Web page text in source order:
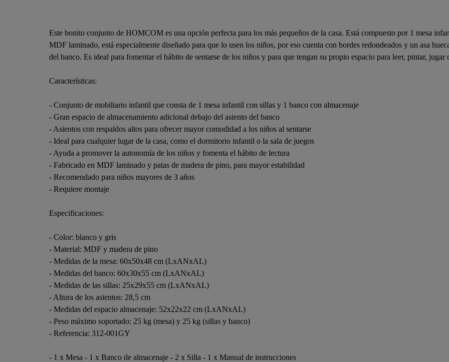
Este bonito conjunto de HOMCOM es una opción perfecta para los más pequeños de la casa. Está compuesto por 1 mesa
MDF laminado, está especialmente diseñado para que lo usen los niños, por eso cuenta con bordes redondeados y un asa
del banco. Es ideal para fomentar el hábito de sentarse de los niños y para que tengan su propio espacio para leer, pintar, jugar
Características:
- Conjunto de mobiliario infantil que consta de 1 mesa infantil con sillas y 1 banco con almacenaje
- Gran espacio de almacenamiento adicional debajo del asiento del banco
- Asientos con respaldos altos para ofrecer mayor comodidad a los niños al sentarse
- Ideal para cualquier lugar de la casa, como el dormitorio infantil o la sala de juegos
- Ayuda a promover la autonomía de los niños y fomenta el hábito de lectura
- Fabricado en MDF laminado y patas de madera de pino, para mayor estabilidad
- Recomendado para niños mayores de 3 años
- Requiere montaje
Especificaciones:
- Color: blanco y gris
- Material: MDF y madera de pino
- Medidas de la mesa: 60x50x48 cm (LxANxAL)
- Medidas del banco: 60x30x55 cm (LxANxAL)
- Medidas de las sillas: 25x29x55 cm (LxANxAL)
- Altura de los asientos: 28,5 cm
- Medidas del espacio almacenaje: 52x22x22 cm (LxANxAL)
- Peso máximo soportado: 25 kg (mesa) y 25 kg (sillas y banco)
- Referencia: 312-001GY
- 1 x Mesa - 1 x Banco de almacenaje - 2 x Silla - 1 x Manual de instrucciones